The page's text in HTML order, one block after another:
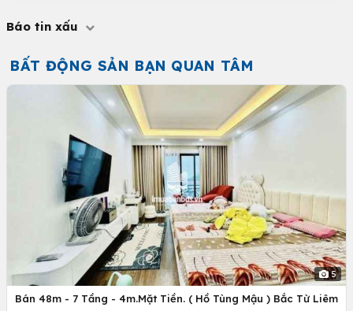
Báo tin xấu
BẤT ĐỘNG SẢN BẠN QUAN TÂM
5
Bán 48m - 7 Tầng - 4m.Mặt Tiền. ( Hồ Tùng Mậu ) Bắc Từ Liêm